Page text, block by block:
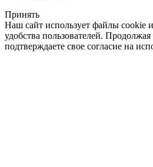
Принять
Наш сайт использует файлы cookie
удобства пользователей.
подтверждаете свое согласие на